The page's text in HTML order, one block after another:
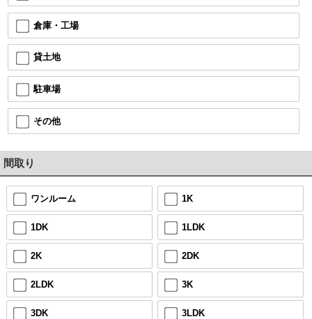
倉庫・工場
貸土地
駐車場
その他
間取り
ワンルーム 1K
1DK 1LDK
2K 2DK
2LDK 3K
3DK 3LDK